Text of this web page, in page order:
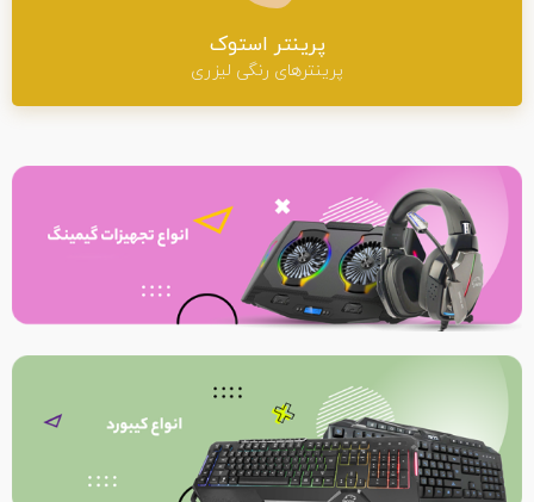
پرینتر استوک
پرینترهای رنگی لیزری